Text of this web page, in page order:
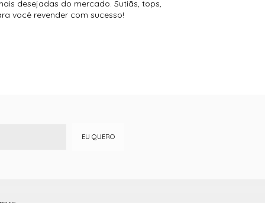
desejadas do mercado. Sutiãs, tops,
você revender com sucesso!
EU QUERO